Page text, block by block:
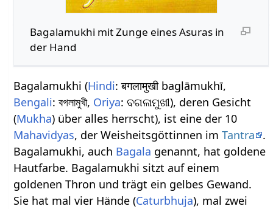
Bagalamukhi mit Zunge eines Asuras in
der Hand
Bagalamukhi (Hindi: बगलामुखी baglāmukhī,
Bengali: বগলামুখী, Oriya: ବଗଳାମୁଖୀ), deren Gesicht
(Mukha) über alles herrscht), ist eine der 10
Mahavidyas, der Weisheitsgöttinnen imTantra
.
Bagalamukhi, auch Bagala genannt, hat goldene
Hautfarbe. Bagalamukhi sitzt auf einem
goldenen Thron und trägt ein gelbes Gewand.
Sie hat mal vier Hände (Caturbhuja), mal zwei